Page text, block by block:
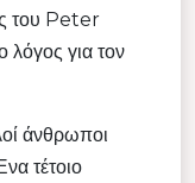
του Peter
λόγος για τον
άνθρωποι
τέτοιο